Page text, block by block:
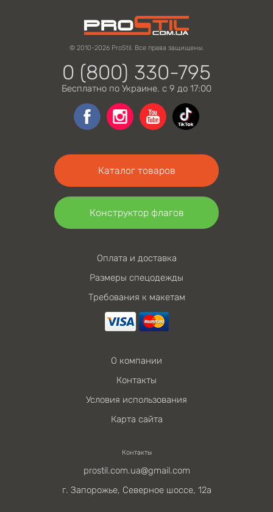
© 2010-2026 ProStil. Все права защищены.
0 (800) 330-795
Бесплатно по Украине. с 9 до 17:00
Каталог товаров
Конструктор флагов
Оплата и доставка
Размеры спецодежды
Требования к макетам
О компании
Контакты
Условия использования
Карта сайта
Контакты
prostil.com.ua@gmail.com
г. Запорожье, Северное шоссе, 12а